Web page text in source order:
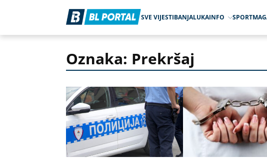
SVE VIJESTIBANJALUKAINFO SPORT
Oznaka: Prekršaj